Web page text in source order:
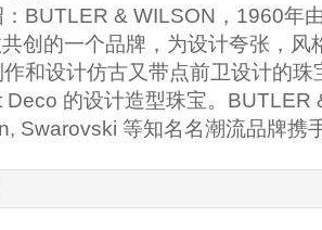
& WILSON，1960年
创的一个品牌，为设计夸张，风
和设计仿古又带点前卫设计的珠
Deco 的设计造型珠宝。BUTLER
Swarovski 等知名名潮流品牌携